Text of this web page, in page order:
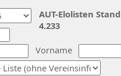
Vorname
AUT-Elolisten
4.233